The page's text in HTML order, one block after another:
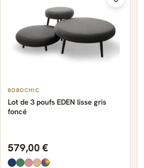
BOBOCHIC
Lot de 3 poufs EDEN lisse gris
foncé
579,00 €